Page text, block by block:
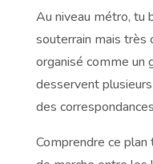
Au niveau métro, tu
souterrain mais très
organisé comme un
desservent
des
Comprendre ce